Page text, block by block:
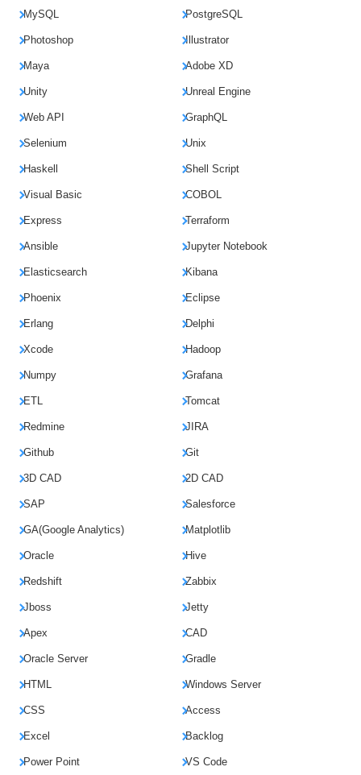
MySQL PostgreSQL
Photoshop Illustrator
Maya Adobe XD
Unity Unreal Engine
Web API GraphQL
Selenium Unix
Haskell Shell Script
Visual Basic COBOL
Express Terraform
Ansible Jupyter Notebook
Elasticsearch Kibana
Phoenix Eclipse
Erlang Delphi
Xcode Hadoop
Numpy Grafana
ETL Tomcat
Redmine JIRA
Github Git
3D CAD 2D CAD
SAP Salesforce
GA(Google Analytics) Matplotlib
Oracle Hive
Redshift Zabbix
Jboss Jetty
Apex CAD
Oracle Server Gradle
HTML Windows Server
CSS Access
Excel Backlog
Power Point VS Code